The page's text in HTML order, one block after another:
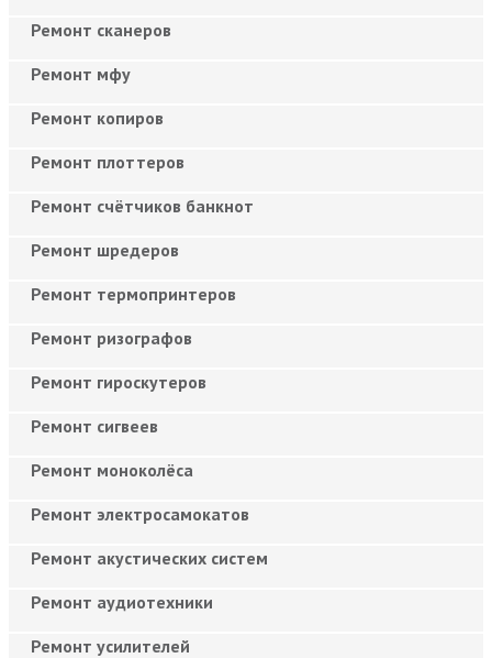
Ремонт сканеров
Ремонт мфу
Ремонт копиров
Ремонт плоттеров
Ремонт счётчиков банкнот
Ремонт шредеров
Ремонт термопринтеров
Ремонт ризографов
Ремонт гироскутеров
Ремонт сигвеев
Ремонт моноколёса
Ремонт электросамокатов
Ремонт акустических систем
Ремонт аудиотехники
Ремонт усилителей